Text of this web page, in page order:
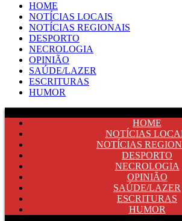
HOME
NOTÍCIAS LOCAIS
NOTÍCIAS REGIONAIS
DESPORTO
NECROLOGIA
OPINIÃO
SAÚDE/LAZER
ESCRITURAS
HUMOR
HOME
NOTÍCIAS
NOTÍCIAS
DESPORTO
NECROLOGIA
OPINIÃO
SAÚDE/LAZER
ESCRITURAS
HUMOR